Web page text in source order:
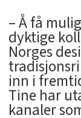
– Å få
dyktige
Norges
inn i
Tine har
kanaler